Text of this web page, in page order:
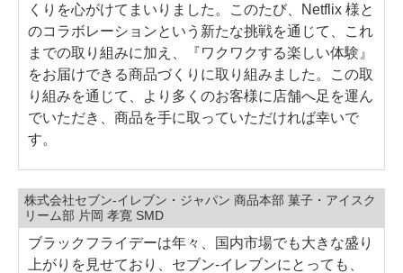
くりを心がけてまいりました。このたび、Netflix 様と
のコラボレーションという新たな挑戦を通じて、これ
までの取り組みに加え、『ワクワクする楽しい体験』
をお届けできる商品づくりに取り組みました。この取
り組みを通じて、より多くのお客様に店舗へ足を運ん
でいただき、商品を手に取っていただければ幸いで
す。
株式会社セブン-イレブン・ジャパン 商品本部 菓子・アイスク
リーム部 片岡 孝寛 SMD
ブラックフライデーは年々、国内市場でも大きな盛り
上がりを見せており、セブン‐イレブンにとっても、